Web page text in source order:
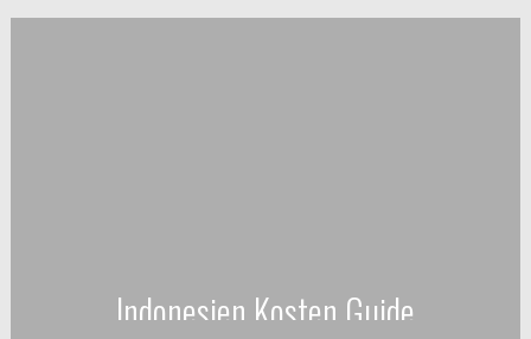
Indonesien Kosten Guide